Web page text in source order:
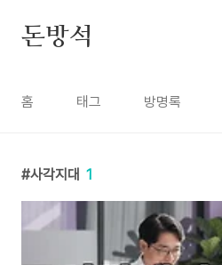
돈방석
홈 태그 방명록
사각지대 1